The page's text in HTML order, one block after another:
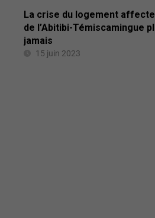
La crise du logement
de l’Abitibi-Témiscamingue
jamais
15 juin 2023